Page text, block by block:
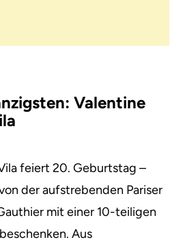
Valentine
feiert 20. Geburtstag –
der aufstrebenden Pariser
mit einer 10-teiligen
Aus